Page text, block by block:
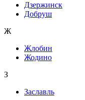
Дзержинск
Добруш
Ж
Жлобин
Жодино
З
Заславль